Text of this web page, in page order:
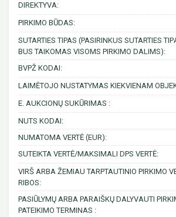
DIREKTYVA:
PIRKIMO BŪDAS:
SUTARTIES TIPAS (PASIRINKUS SUTARTIES
BUS TAIKOMAS VISOMS PIRKIMO DALIMS):
BVPŽ KODAI:
LAIMĖTOJO NUSTATYMAS KIEKVIENAM
E. AUKCIONŲ SUKŪRIMAS :
NUTS KODAI:
NUMATOMA VERTĖ (EUR):
SUTEIKTA VERTĖ/MAKSIMALI DPS VERTĖ:
VIRŠ ARBA ŽEMIAU TARPTAUTINIO PIRKIMO
RIBOS:
PASIŪLYMŲ ARBA PARAIŠKŲ DALYVAUTI
PATEIKIMO TERMINAS :